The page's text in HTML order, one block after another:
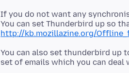
If you do not want any
http://kb.mozillazine.org/
You can also set thunderbird up